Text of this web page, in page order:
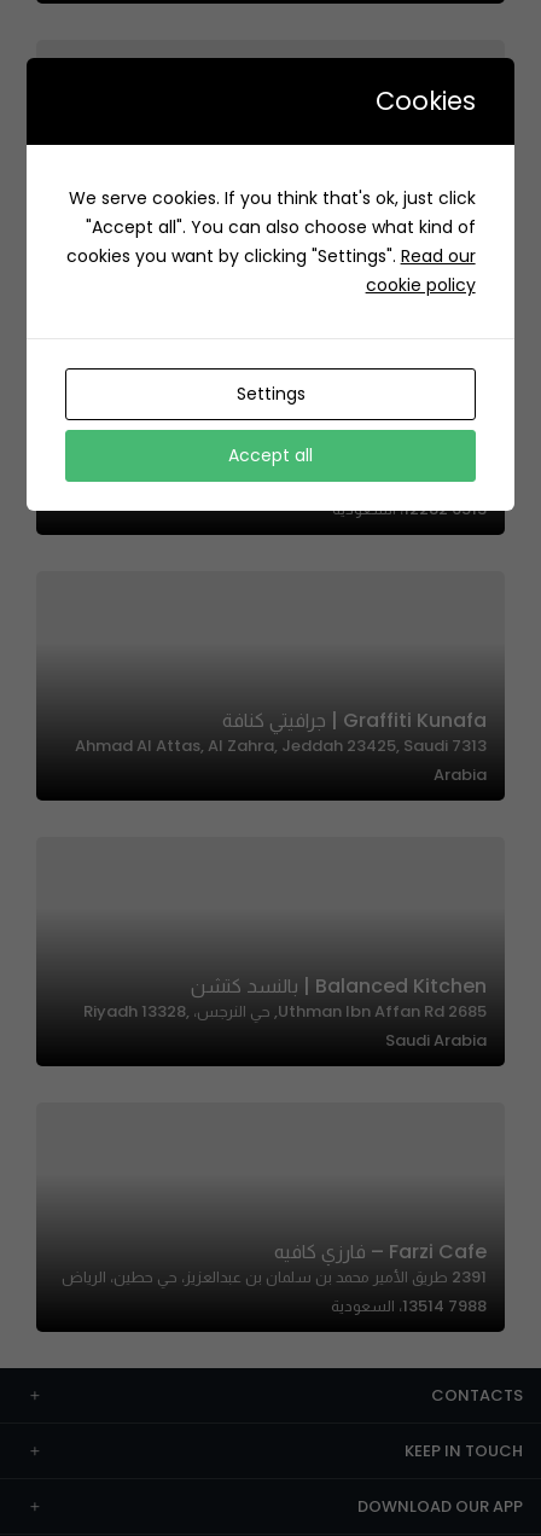
Levant Stone | الحجر الشامي
Q38Q+66 الشراع، جدة السعودية
3814 طريق الإمام سعود بن عبدالعزيز بن محمد، المروج، الرياض
12282 6513، السعودية
Graffiti Kunafa | جرافيتي كنافة
7313 Ahmad Al Attas, Al Zahra, Jeddah 23425, Saudi
Arabia
Balanced Kitchen | بالنسد كتشن
2685 Uthman Ibn Affan Rd, حي النرجس، Riyadh 13328,
Saudi Arabia
Farzi Cafe – فارزي كافيه
2391 طريق الأمير محمد بن سلمان بن عبدالعزيز، حي حطين، الرياض
13514 7988، السعودية
CONTACTS
KEEP IN TOUCH
DOWNLOAD OUR APP
Cookies
We serve cookies. If you think that's ok, just click
"Accept all". You can also choose what kind of
cookies you want by clicking "Settings". Read our
cookie policy
Settings
Accept all